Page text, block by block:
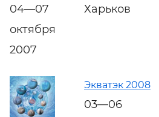
04—07
октября
2007
Харьков
Экватэк 2008
03—06